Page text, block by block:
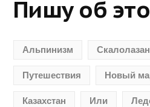
Пишу об
Альпинизм
Путешествия Новый
Казахстан Или